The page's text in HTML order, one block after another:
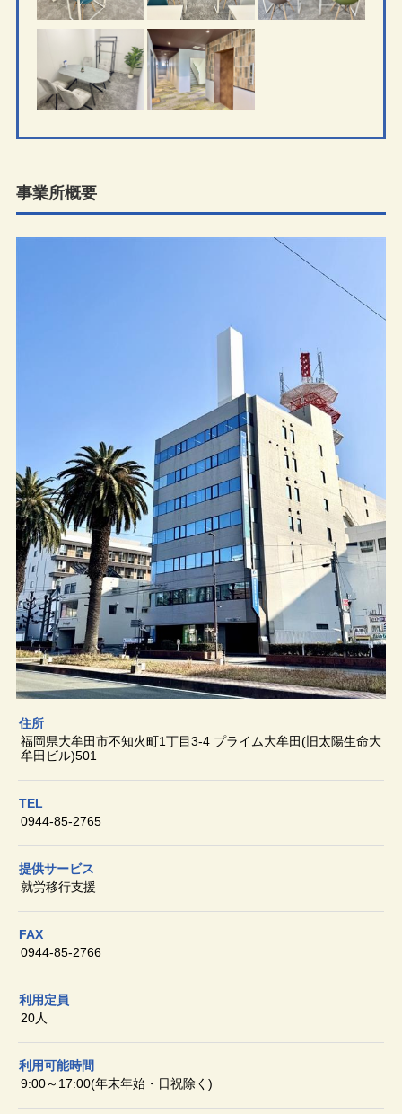
事業所概要
住所
福岡県大牟田市不知火町1丁目3-4 プライム大牟田(旧太陽生命大
牟田ビル)501
TEL
0944-85-2765
提供サービス
就労移行支援
FAX
0944-85-2766
利用定員
20人
利用可能時間
9:00～17:00(年末年始・日祝除く)